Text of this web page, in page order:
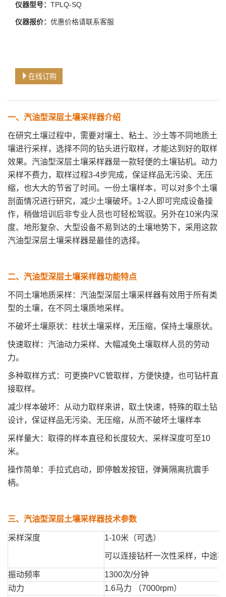
仪器型号： TPLQ-SQ
仪器报价： 优惠价格请联系客服
在线订购
一、 汽油型深层土壤采样器介绍
在研究土壤过程中，需要对壤土、粘土、沙土等不同地质土
壤进行采样，选择不同的钻头进行取样，才能达到好的取样
效果。汽油型深层土壤采样器是一款轻便的土壤钻机。动力
采样不费力，取样过程3-4步完成，保证样品无污染、无压
缩，也大大的节省了时间。一份土壤样本，可以对多个土壤
剖面情况进行研究，减少土壤破坏。1-2人即可完成设备操
作，稍做培训后非专业人员也可轻松驾驭。另外在10米内深
度、地形复杂、大型设备不易到达的土壤地势下，采用这款
汽油型深层土壤采样器是最佳的选择。
二、 汽油型深层土壤采样器功能特点
不同土壤地质采样：汽油型深层土壤采样器有效用于所有类
型的土壤，在不同土壤质地采样。
不破坏土壤原状：柱状土壤采样，无压缩，保持土壤原状。
快速取样：汽油动力采样、大幅减免土壤取样人员的劳动
力。
多种取样方式：可更换PVC管取样，方便快捷，也可钻杆直
接取样。
减少样本破坏：从动力取样来讲，取土快速，特殊的取土钻
设计，保证样品无污染、无压缩，从而不破坏土壤样本
采样量大：取得的样本直径和长度较大、采样深度可至10
米。
操作简单：手拉式启动，即停触发按钮，弹簧隔离抗震手
柄。
三、 汽油型深层土壤采样器技术参数
采样深度 1-10米（可选）
可以连接钻杆一次性采样，中途
振动频率
1300次/分钟
动力
1.6马力 （7000rpm）